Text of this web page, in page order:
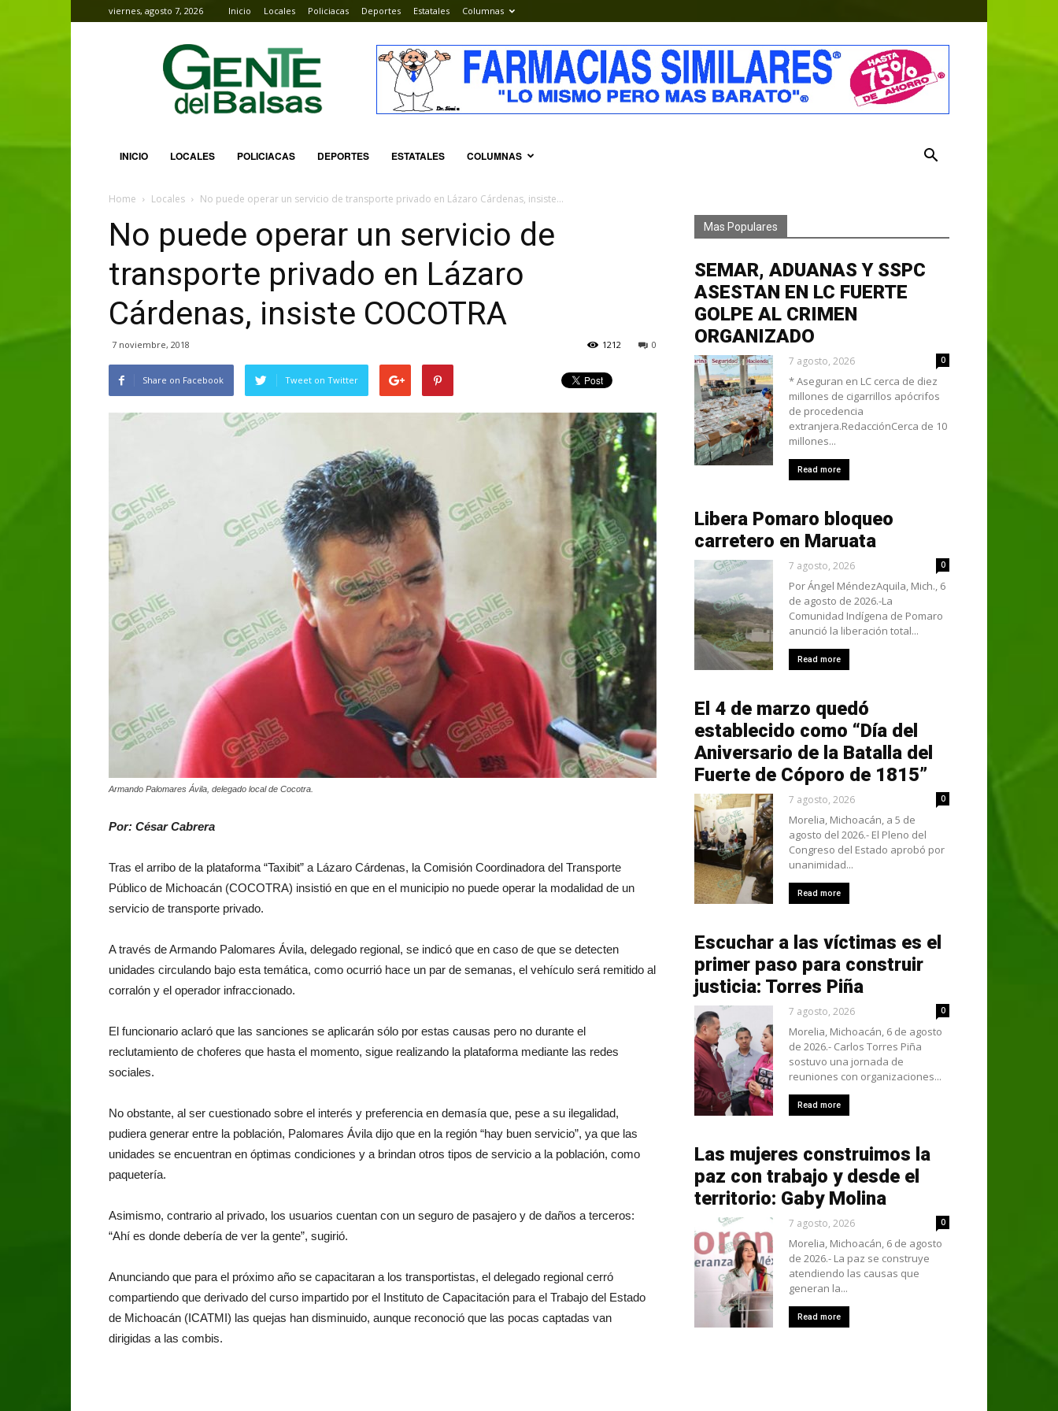
viernes, agosto 7, 2026 Inicio Locales Policiacas Deportes Estatales Columnas
Gente
del
Balsas
INICIO LOCALES POLICIACAS DEPORTES ESTATALES COLUMNAS
Home Locales No puede operar un servicio de transporte privado en Lázaro Cárdenas, insiste...
No puede operar un servicio de
transporte privado en Lázaro
Cárdenas, insiste COCOTRA
7 noviembre, 2018 0
1212
Share on Facebook Tweet on Twitter
Armando Palomares Ávila, delegado local de Cocotra.
Por: César Cabrera
Tras el arribo de la plataforma “Taxibit” a Lázaro Cárdenas, la Comisión Coordinadora del Transporte
Público de Michoacán (COCOTRA) insistió en que en el municipio no puede operar la modalidad de un
servicio de transporte privado.
A través de Armando Palomares Ávila, delegado regional, se indicó que en caso de que se detecten
unidades circulando bajo esta temática, como ocurrió hace un par de semanas, el vehículo será remitido al
corralón y el operador infraccionado.
El funcionario aclaró que las sanciones se aplicarán sólo por estas causas pero no durante el
reclutamiento de choferes que hasta el momento, sigue realizando la plataforma mediante las redes
sociales.
No obstante, al ser cuestionado sobre el interés y preferencia en demasía que, pese a su ilegalidad,
pudiera generar entre la población, Palomares Ávila dijo que en la región “hay buen servicio”, ya que las
unidades se encuentran en óptimas condiciones y a brindan otros tipos de servicio a la población, como
paquetería.
Asimismo, contrario al privado, los usuarios cuentan con un seguro de pasajero y de daños a terceros:
“Ahí es donde debería de ver la gente”, sugirió.
Anunciando que para el próximo año se capacitaran a los transportistas, el delegado regional cerró
compartiendo que derivado del curso impartido por el Instituto de Capacitación para el Trabajo del Estado
de Michoacán (ICATMI) las quejas han disminuido, aunque reconoció que las pocas captadas van
dirigidas a las combis.
Mas Populares
SEMAR, ADUANAS Y SSPC
ASESTAN EN LC FUERTE
GOLPE AL CRIMEN
ORGANIZADO
7 agosto, 2026 0
* Aseguran en LC cerca de diez
millones de cigarrillos apócrifos
de procedencia
extranjera.RedacciónCerca de 10
millones...
Read more
Libera Pomaro bloqueo
carretero en Maruata
7 agosto, 2026 0
Por Ángel MéndezAquila, Mich., 6
de agosto de 2026.-La
Comunidad Indígena de Pomaro
anunció la liberación total...
Read more
El 4 de marzo quedó
establecido como “Día del
Aniversario de la Batalla del
Fuerte de Cóporo de 1815”
7 agosto, 2026 0
Morelia, Michoacán, a 5 de
agosto del 2026.- El Pleno del
Congreso del Estado aprobó por
unanimidad...
Read more
Escuchar a las víctimas es el
primer paso para construir
justicia: Torres Piña
7 agosto, 2026 0
Morelia, Michoacán, 6 de agosto
de 2026.- Carlos Torres Piña
sostuvo una jornada de
reuniones con organizaciones...
Read more
Las mujeres construimos la
paz con trabajo y desde el
territorio: Gaby Molina
7 agosto, 2026 0
Morelia, Michoacán, 6 de agosto
de 2026.- La paz se construye
atendiendo las causas que
generan la...
Read more